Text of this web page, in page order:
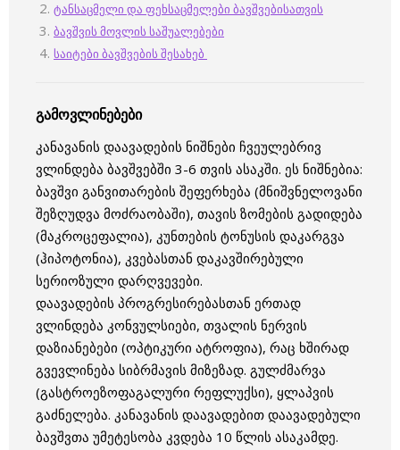
ტანსაცმელი და ფეხსაცმელები ბავშვებისათვის
ბავშვის მოვლის საშუალებები
საიტები ბავშვების შესახებ
გამოვლინებები
კანავანის დაავადების ნიშნები ჩვეულებრივ
ვლინდება ბავშვებში 3-6 თვის ასაკში. ეს ნიშნებია:
ბავშვი განვითარების შეფერხება (მნიშვნელოვანი
შეზღუდვა მოძრაობაში), თავის ზომების გადიდება
(მაკროცეფალია), კუნთების ტონუსის დაკარგვა
(ჰიპოტონია), კვებასთან დაკავშირებული
სერიოზული დარღვევები.
დაავადების პროგრესირებასთან ერთად
ვლინდება კონვულსიები, თვალის ნერვის
დაზიანებები (ოპტიკური ატროფია), რაც ხშირად
გვევლინება სიბრმავის მიზეზად. გულძმარვა
(გასტროეზოფაგალური რეფლუქსი), ყლაპვის
გაძნელება. კანავანის დაავადებით დაავადებული
ბავშვთა უმეტესობა კვდება 10 წლის ასაკამდე.